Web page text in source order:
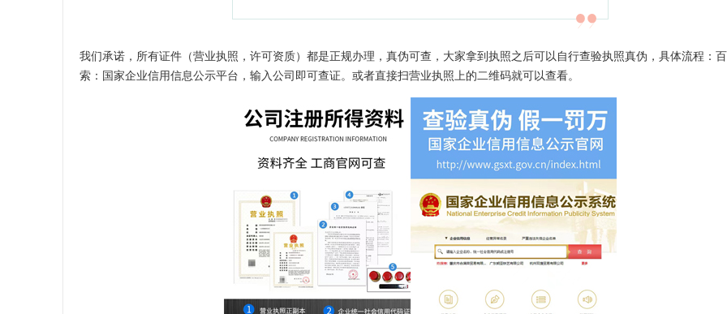
我们承诺，所有证件（营业执照，许可资质）都是正规办理，真伪可查，大家拿到执照之后可以自行查验执照真伪，具体流程：
索：国家企业信用信息公示平台，输入公司即可查证。或者直接扫营业执照上的二维码就可以查看。